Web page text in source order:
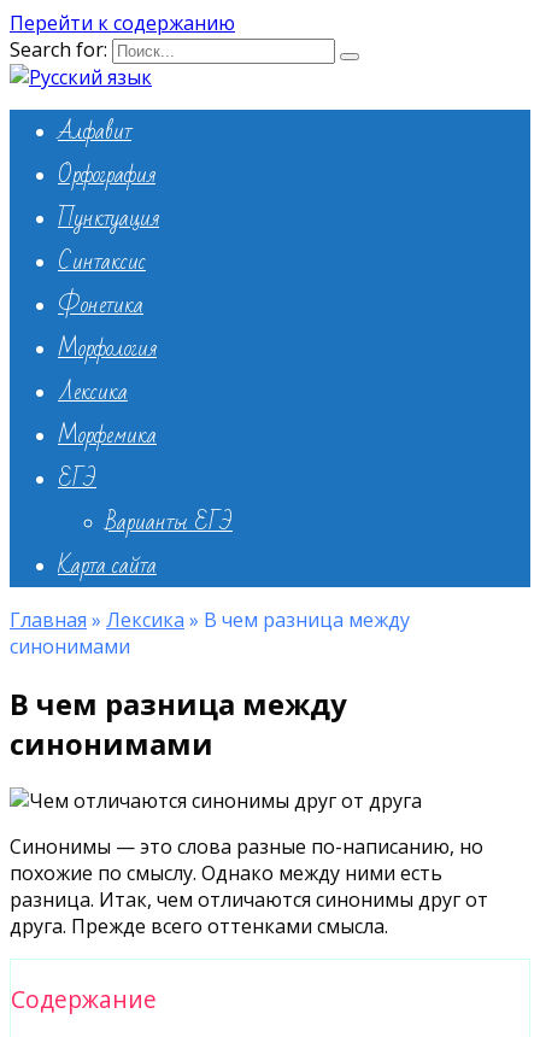
Перейти к содержанию
Search for:
Алфавит
Орфография
Пунктуация
Синтаксис
Фонетика
Морфология
Лексика
Морфемика
ЕГЭ
Варианты ЕГЭ
Карта сайта
Главная » Лексика » В чем разница между
синонимами
В чем разница между
синонимами
Синонимы — это слова разные по-написанию, но
похожие по смыслу. Однако между ними есть
разница. Итак, чем отличаются синонимы друг от
друга. Прежде всего оттенками смысла.
Содержание